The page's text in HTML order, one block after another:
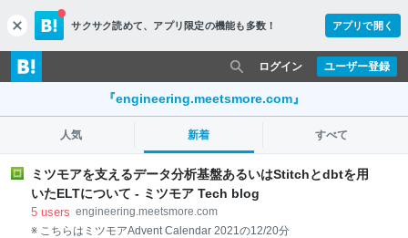
c
l
o
s
サクサク読めて、 アプリ限定の機能も多数！ アプリで開く
ユーザー登録
ログイン
『engineering.meetsmore.com』
人気 新着 すべて
ミツモアを支えるデータ分析基盤あるいはStitchとdbtを用
いたELTについて - ミツモア Tech blog
5 users engineering.meetsmore.com
※ こちらはミツモアAdvent Calendar 2021の12/20分